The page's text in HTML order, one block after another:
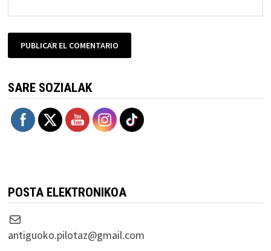
SARE SOZIALAK
POSTA ELEKTRONIKOA
Correo electrónico
antiguoko.pilotaz@gmail.com